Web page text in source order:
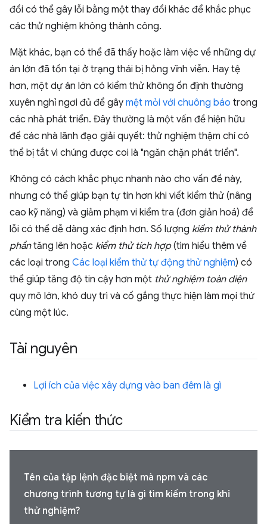
đổi có thể gây lỗi bằng một thay đổi khác để khắc phục
các thử nghiệm không thành công.
Mặt khác, bạn có thể đã thấy hoặc làm việc về những dự
án lớn đã tồn tại ở trạng thái bị hỏng vĩnh viễn. Hay tệ
hơn, một dự án lớn có kiểm thử không ổn định thường
xuyên nghỉ ngơi đủ để gây mệt mỏi với chuông báo trong
các nhà phát triển. Đây thường là một vấn đề hiện hữu
để các nhà lãnh đạo giải quyết: thử nghiệm thậm chí có
thể bị tắt vì chúng được coi là "ngăn chặn phát triển".
Không có cách khắc phục nhanh nào cho vấn đề này,
nhưng có thể giúp bạn tự tin hơn khi viết kiểm thử (nâng
cao kỹ năng) và giảm phạm vi kiểm tra (đơn giản hoá) để
lỗi có thể dễ dàng xác định hơn. Số lượng kiểm thử thành
phầntăng lên hoặc kiểm thử tích hợp(tìm hiểu thêm về
các loại trong Các loại kiểm thử tự động thử nghiệm) có
thể giúp tăng độ tin cậy hơn một thử nghiệm toàn diện
quy mô lớn, khó duy trì và cố gắng thực hiện làm mọi thứ
cùng một lúc.
Tài nguyên
Lợi ích của việc xây dựng vào ban đêm là gì
Kiểm tra kiến thức
Tên của tập lệnh đặc biệt mà npm và các
chương trình tương tự là gì tìm kiếm trong khi
thử nghiệm?